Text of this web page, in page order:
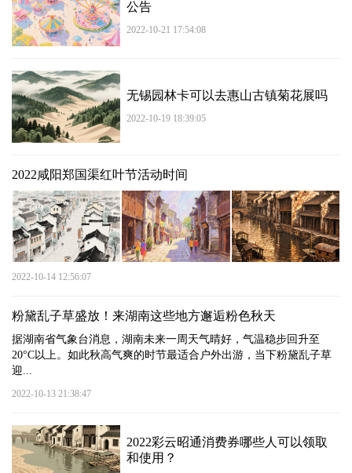
公告
2022-10-21 17:54:08
无锡园林卡可以去惠山古镇菊花展吗
2022-10-19 18:39:05
2022咸阳郑国渠红叶节活动时间
2022-10-14 12:56:07
粉黛乱子草盛放！来湖南这些地方邂逅粉色秋天
据湖南省气象台消息，湖南未来一周天气晴好，气温稳步回升至
20°C以上。如此秋高气爽的时节最适合户外出游，当下粉黛乱子草
迎...
2022-10-13 21:38:47
2022彩云昭通消费券哪些人可以领取
和使用？